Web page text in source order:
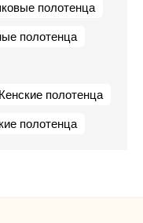
полотенца
полотенца
полотенца
полотенца